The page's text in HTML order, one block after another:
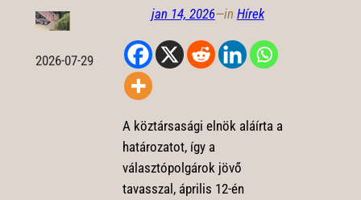
2026-07-29
jan 14, 2026—in Hírek
A köztársasági elnök aláírta a
határozatot, így a
választópolgárok jövő
tavasszal, április 12-én